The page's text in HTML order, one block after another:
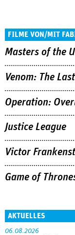
FILME VON/MIT
Masters of the
Venom: The
Operation:
Justice League
Victor
Game of
AKTUELLES
06.08.2026